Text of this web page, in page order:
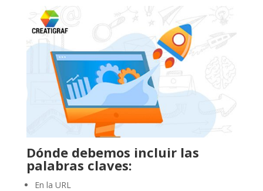
Dónde debemos incluir las
palabras claves:
En la URL